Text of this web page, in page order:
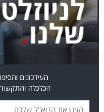
העידכונים
הכלכלה